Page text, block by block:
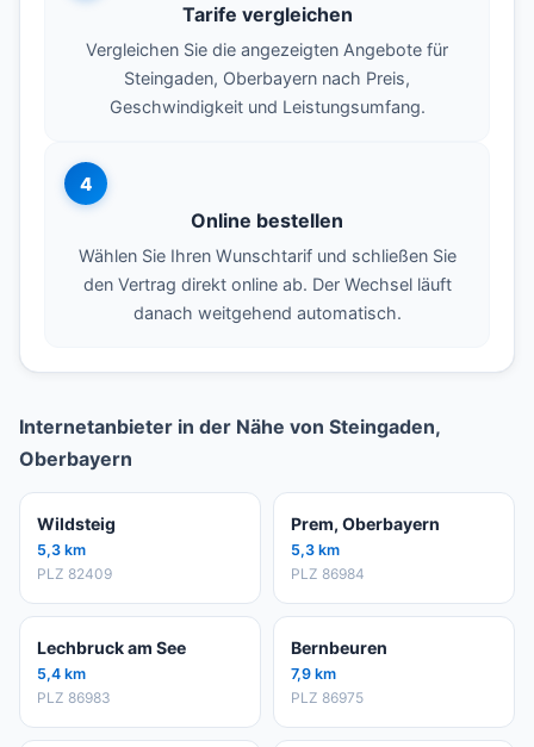
Tarife vergleichen
Vergleichen Sie die angezeigten Angebote für
Steingaden, Oberbayern nach Preis,
Geschwindigkeit und Leistungsumfang.
4
Online bestellen
Wählen Sie Ihren Wunschtarif und schließen Sie
den Vertrag direkt online ab. Der Wechsel läuft
danach weitgehend automatisch.
Internetanbieter in der Nähe von Steingaden,
Oberbayern
Wildsteig
5,3 km
PLZ 82409
Prem, Oberbayern
5,3 km
PLZ 86984
Lechbruck am See
5,4 km
PLZ 86983
Bernbeuren
7,9 km
PLZ 86975